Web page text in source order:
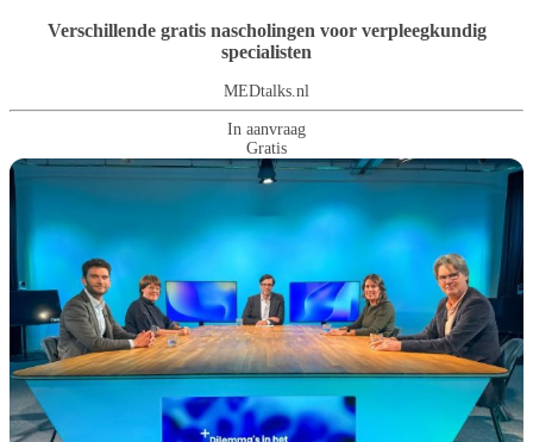
Verschillende gratis nascholingen voor verpleegkundig
specialisten
MEDtalks.nl
In aanvraag
Gratis